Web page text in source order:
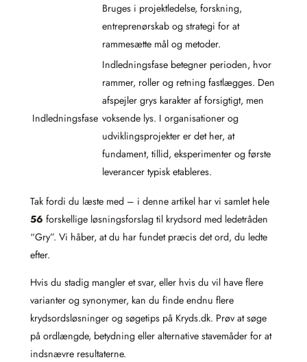
Bruges i projektledelse, forskning,
entreprenørskab og strategi for at
rammesætte mål og metoder.
Indledningsfase
Indledningsfase betegner perioden, hvor
rammer, roller og retning fastlægges. Den
afspejler grys karakter af forsigtigt, men
voksende lys. I organisationer og
udviklingsprojekter er det her, at
fundament, tillid, eksperimenter og første
leverancer typisk etableres.
Tak fordi du læste med – i denne artikel har vi samlet hele
56 forskellige løsningsforslag til krydsord med ledetråden
“Gry”. Vi håber, at du har fundet præcis det ord, du ledte
efter.
Hvis du stadig mangler et svar, eller hvis du vil have flere
varianter og synonymer, kan du finde endnu flere
krydsordsløsninger og søgetips på Kryds.dk. Prøv at søge
på ordlængde, betydning eller alternative stavemåder for at
indsnævre resultaterne.